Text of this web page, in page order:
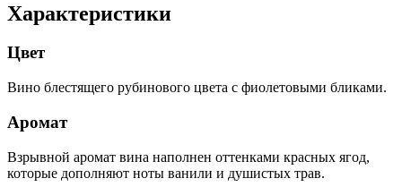
Характеристики
Цвет
Вино блестящего рубинового цвета с фиолетовыми бликами.
Аромат
Взрывной аромат вина наполнен оттенками красных ягод,
которые дополняют ноты ванили и душистых трав.